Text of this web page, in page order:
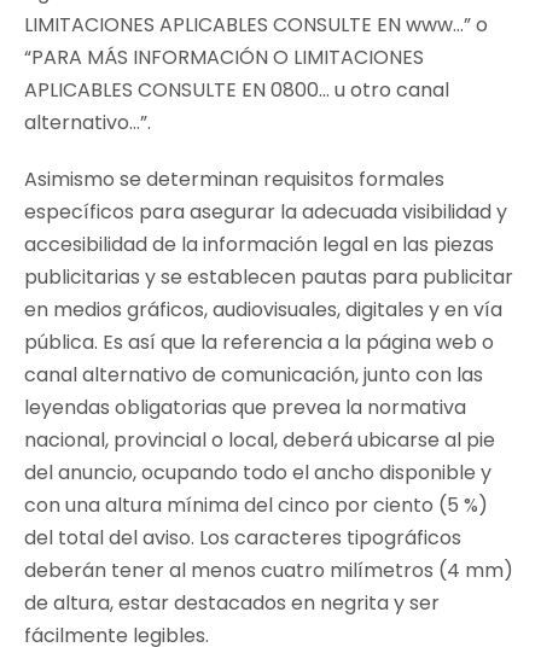
LIMITACIONES APLICABLES CONSULTE EN www…” o
“PARA MÁS INFORMACIÓN O LIMITACIONES
APLICABLES CONSULTE EN 0800… u otro canal
alternativo…”.
Asimismo se determinan requisitos formales
específicos para asegurar la adecuada visibilidad y
accesibilidad de la información legal en las piezas
publicitarias y se establecen pautas para publicitar
en medios gráficos, audiovisuales, digitales y en vía
pública. Es así que la referencia a la página web o
canal alternativo de comunicación, junto con las
leyendas obligatorias que prevea la normativa
nacional, provincial o local, deberá ubicarse al pie
del anuncio, ocupando todo el ancho disponible y
con una altura mínima del cinco por ciento (5 %)
del total del aviso. Los caracteres tipográficos
deberán tener al menos cuatro milímetros (4 mm)
de altura, estar destacados en negrita y ser
fácilmente legibles.